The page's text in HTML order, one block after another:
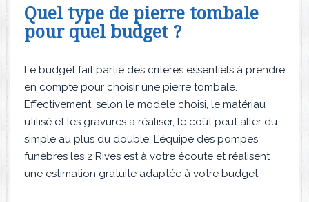
Quel type de pierre tombale
pour quel budget ?
Le budget fait partie des critères essentiels à prendre
en compte pour choisir une pierre tombale.
Effectivement, selon le modèle choisi, le matériau
utilisé et les gravures à réaliser, le coût peut aller du
simple au plus du double. L’équipe des pompes
funèbres les 2 Rives est à votre écoute et réalisent
une estimation gratuite adaptée à votre budget.